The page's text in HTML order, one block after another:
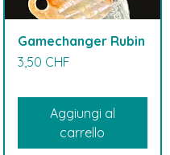
Gamechanger Rubin
Prezzo
3,50 CHF
Aggiungi al
carrello